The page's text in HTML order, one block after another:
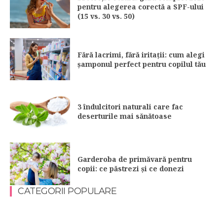
pentru alegerea corectă a SPF-ului
(15 vs. 30 vs. 50)
Fără lacrimi, fără iritații: cum alegi
șamponul perfect pentru copilul tău
3 îndulcitori naturali care fac
deserturile mai sănătoase
Garderoba de primăvară pentru
copii: ce păstrezi și ce donezi
CATEGORII POPULARE